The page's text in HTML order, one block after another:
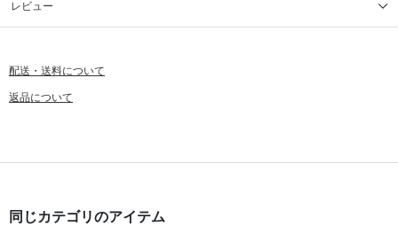
レビュー
配送・送料について
返品について
同じカテゴリのアイテム